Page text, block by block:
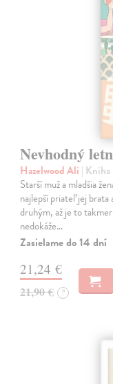
Nevhodný
Hazelwood Ali | Kniha
Starší muž a mladšia
najlepší priateľ jej brata
druhým, až je to
nedokáže…
Zasielame do 14 dní
21,24 €
21,90 € ?